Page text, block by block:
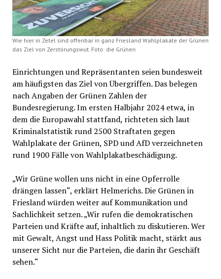
Wie hier in Zetel sind offenbar in ganz Friesland Wahlplakate der Grünen
das Ziel von Zerstörungswut. Foto: die Grünen
Einrichtungen und Repräsentanten seien bundesweit
am häufigsten das Ziel von Übergriffen. Das belegen
nach Angaben der Grünen Zahlen der
Bundesregierung. Im ersten Halbjahr 2024 etwa, in
dem die Europawahl stattfand, richteten sich laut
Kriminalstatistik rund 2500 Straftaten gegen
Wahlplakate der Grünen, SPD und AfD verzeichneten
rund 1900 Fälle von Wahlplakatbeschädigung.
„Wir Grüne wollen uns nicht in eine Opferrolle
drängen lassen“, erklärt Helmerichs. Die Grünen in
Friesland würden weiter auf Kommunikation und
Sachlichkeit setzen. „Wir rufen die demokratischen
Parteien und Kräfte auf, inhaltlich zu diskutieren. Wer
mit Gewalt, Angst und Hass Politik macht, stärkt aus
unserer Sicht nur die Parteien, die darin ihr Geschäft
sehen.“